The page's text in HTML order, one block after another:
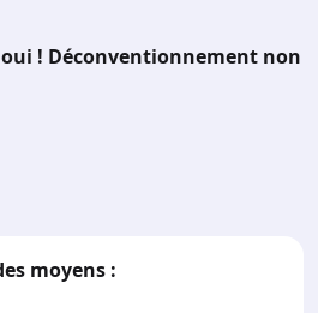
! Déconventionnement non
moyens :